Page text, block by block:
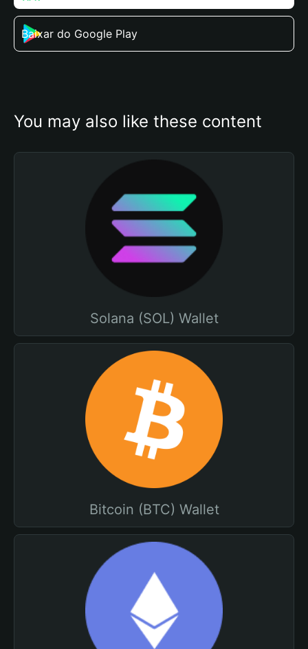
Baixar do Google Play
You may also like these content
Solana (SOL) Wallet
Bitcoin (BTC) Wallet